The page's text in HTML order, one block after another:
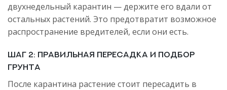
двухнедельный карантин — держите его вдали от
остальных растений. Это предотвратит возможное
распространение вредителей, если они есть.
Шаг 2: Правильная пересадка и подбор
грунта
После карантина растение стоит пересадить в